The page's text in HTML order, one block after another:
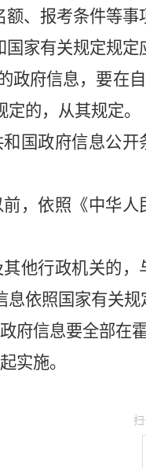
、报考条件等事
家有关规定规定
政府信息，要在
的，从其规定。
国政府信息公
，依照《中华
他行政机关的
依照国家有关规
府信息要全部在
实施。